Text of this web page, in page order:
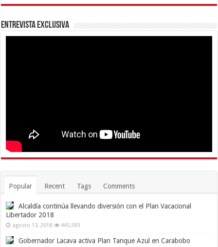
Entrevista Exclusiva
Popular Recent Tags Comments
Alcaldía continúa llevando diversión con el Plan Vacacional
Libertador 2018
agosto 13, 2018 445,593
Gobernador Lacava activa Plan Tanque Azul en Carabobo